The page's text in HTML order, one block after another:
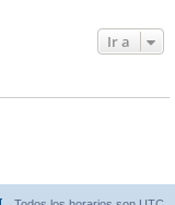
Ir a